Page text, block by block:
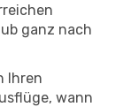
ganz nach
Ihren
wann